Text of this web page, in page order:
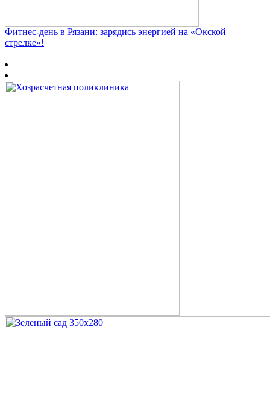
Фитнес‑день в Рязани: зарядись энергией на «Окской
стрелке»!